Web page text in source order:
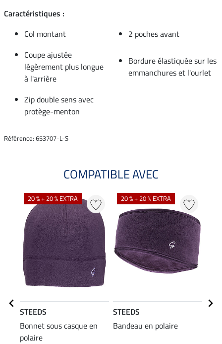
Caractéristiques :
Col montant
2 poches avant
Coupe ajustée
légèrement plus longue
à l'arrière
Bordure élastiquée sur les
emmanchures et l'ourlet
Zip double sens avec
protège-menton
Référence: 653707-L-S
COMPATIBLE AVEC
20 % + 20 % EXTRA
STEEDS
Bonnet sous casque en
polaire
20 % + 20 % EXTRA
STEEDS
Bandeau en polaire